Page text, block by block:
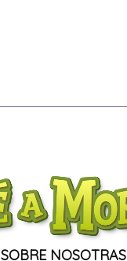
SOBRE NOSOTRAS